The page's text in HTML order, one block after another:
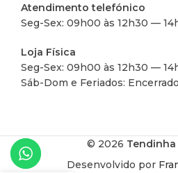
Atendimento telefónico
Seg-Sex: 09h00 às 12h30 —
Loja Física
Seg-Sex: 09h00 às 12h30 —
Sáb-Dom e Feriados: Encerrado
© 2026 Tendinha
Desenvolvido por